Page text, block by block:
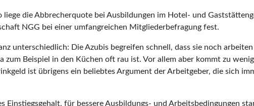
liege die Abbrecherquote bei Ausbildungen im Hotel- und
NGG bei einer umfangreichen Mitgliederbefragung fest.
unterschiedlich: Die Azubis begreifen schnell, dass sie noch
Beispiel in den Küchen oft rau ist. Vor allem aber kommt zu
ist übrigens ein beliebtes Argument der Arbeitgeber, die sich
Einstiegsgehalt, für bessere Ausbildungs- und Arbeitsbedingungen